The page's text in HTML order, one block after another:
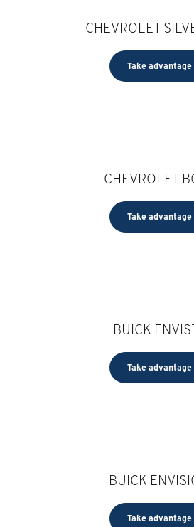
CHEVROLET
Take advantage
CHEVROLET
Take advantage
BUICK
Take advantage
BUICK
Take advantage